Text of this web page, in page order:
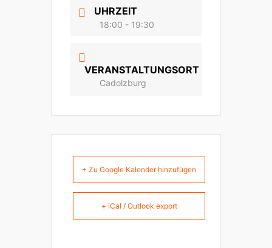
UHRZEIT
18:00 - 19:30
VERANSTALTUNGSORT
Cadolzburg
+ Zu Google Kalender hinzufügen
+ iCal / Outlook export